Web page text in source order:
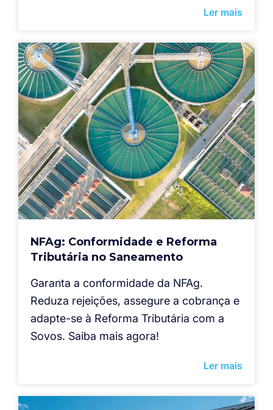
Ler mais
NFAg: Conformidade e Reforma
Tributária no Saneamento
Garanta a conformidade da NFAg.
Reduza rejeições, assegure a cobrança e
adapte-se à Reforma Tributária com a
Sovos. Saiba mais agora!
Ler mais